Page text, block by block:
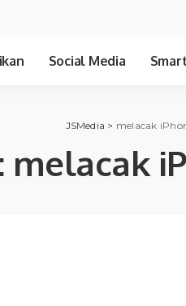
Social Media
JSMedia > melacak
melacak